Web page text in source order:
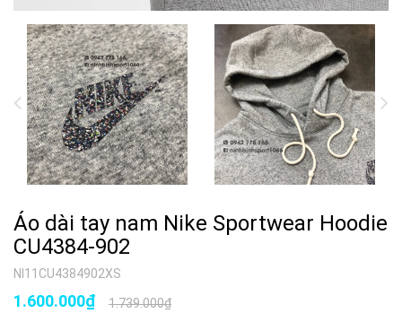
Áo dài tay nam Nike Sportwear Hoodie
CU4384-902
NI11CU4384902XS
1.739.000₫
1.600.000₫